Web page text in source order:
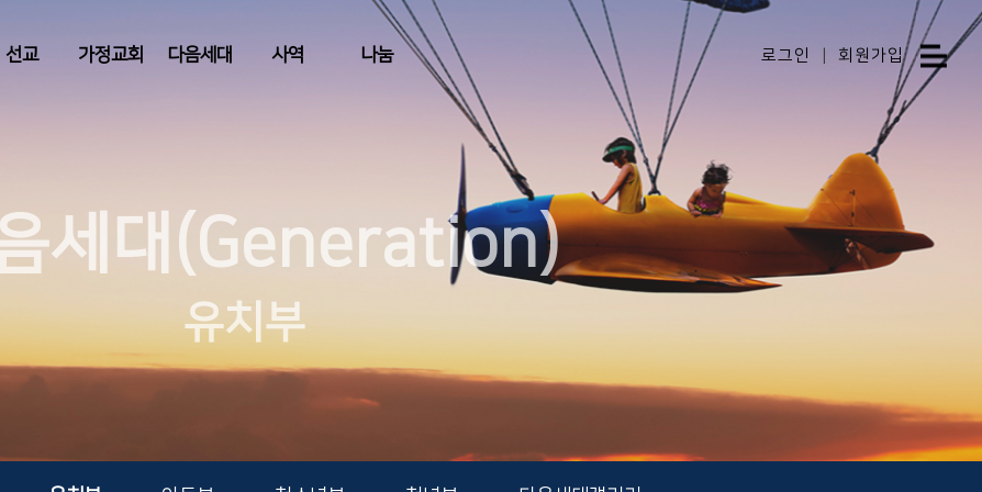
선교 가정교회 다음세대 사역 나눔 로그인 회원가입
세대(Generation)
유치부